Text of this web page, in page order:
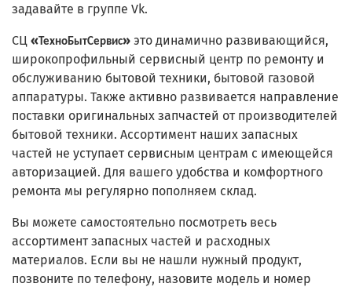
задавайте в группе Vk.
СЦ « ТехноБытСервис» это динамично развивающийся,
широкопрофильный сервисный центр по ремонту и
обслуживанию бытовой техники, бытовой газовой
аппаратуры. Также активно развивается направление
поставки оригинальных запчастей от производителей
бытовой техники. Ассортимент наших запасных
частей не уступает сервисным центрам с имеющейся
авторизацией. Для вашего удобства и комфортного
ремонта мы регулярно пополняем склад.
Вы можете самостоятельно посмотреть весь
ассортимент запасных частей и расходных
материалов. Если вы не нашли нужный продукт,
позвоните по телефону, назовите модель и номер